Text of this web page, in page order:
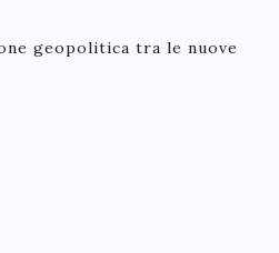
geopolitica tra le nuove